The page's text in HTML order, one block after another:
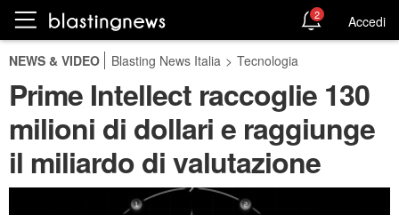
2 Accedi
NEWS & VIDEO Blasting News Italia > Tecnologia
Prime Intellect raccoglie 130
milioni di dollari e raggiunge
il miliardo di valutazione